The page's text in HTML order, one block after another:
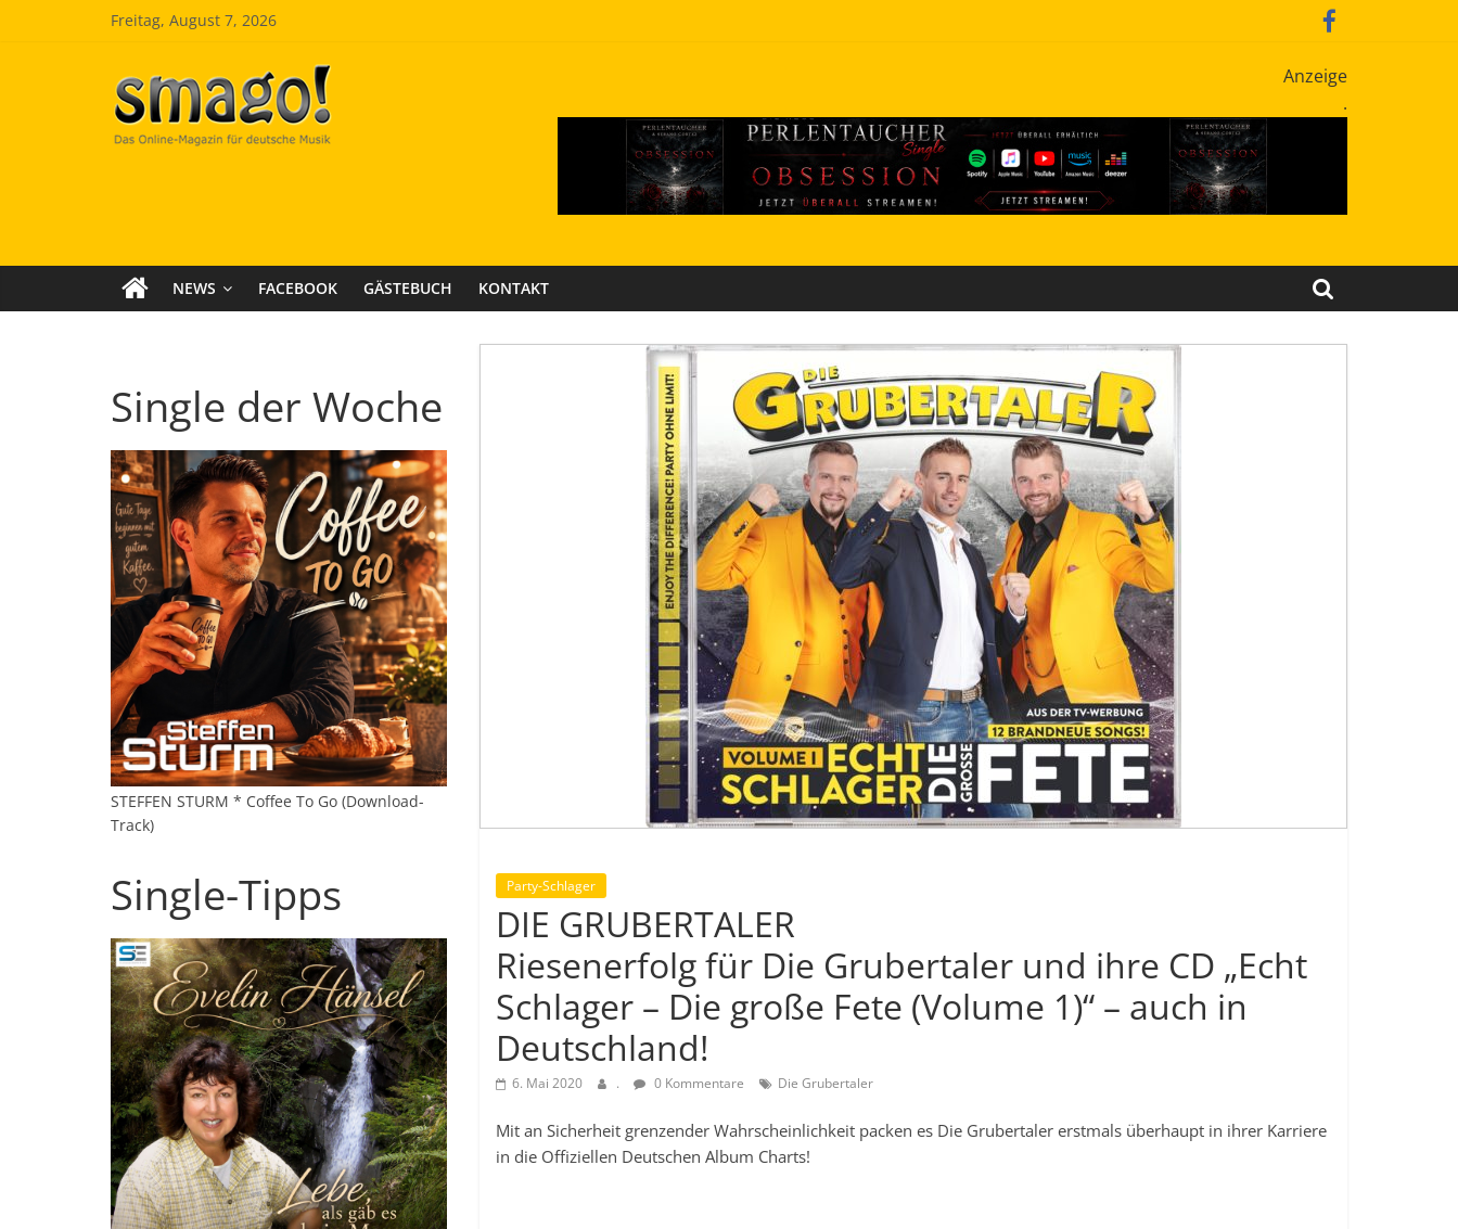
Freitag, August 7, 2026
Smago
SchlagerMAGazinOnline
Anzeige
.
NEWS FACEBOOK GÄSTEBUCH KONTAKT
Party-Schlager
DIE GRUBERTALER
Riesenerfolg für Die Grubertaler und ihre CD „Echt
Schlager – Die große Fete (Volume 1)“ – auch in
Deutschland!
6. Mai 2020 . 0 Kommentare Die Grubertaler
Mit an Sicherheit grenzender Wahrscheinlichkeit packen es Die Grubertaler erstmals überhaupt in ihrer Karriere
in die Offiziellen Deutschen Album Charts!
Single der Woche
STEFFEN STURM * Coffee To Go (Download-
Track)
Single-Tipps